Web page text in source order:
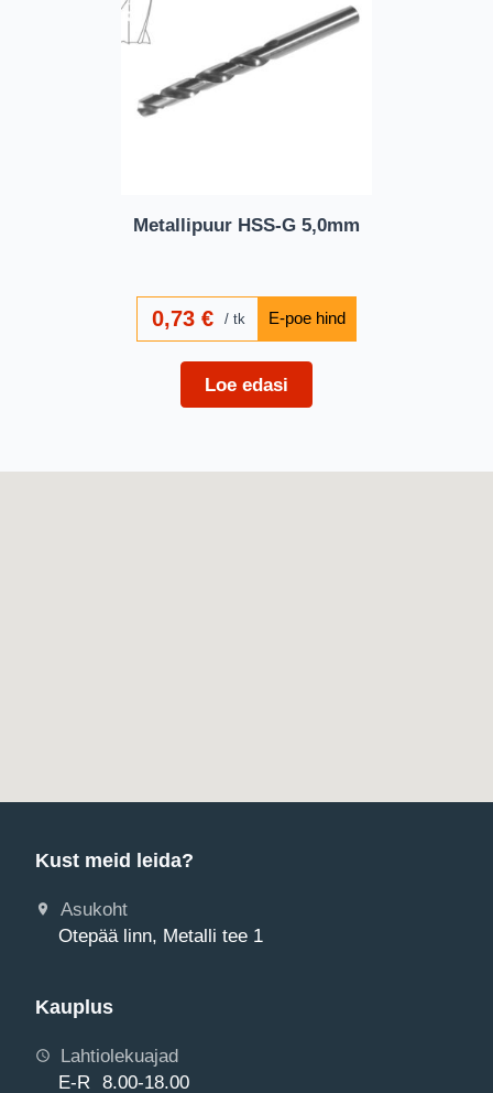
Metallipuur HSS-G 5,0mm
0,73€ tk
Loe edasi
Kust meid leida?
Asukoht
Otepää linn, Metalli tee 1
Kauplus
Lahtiolekuajad
E-R 8.00-18.00